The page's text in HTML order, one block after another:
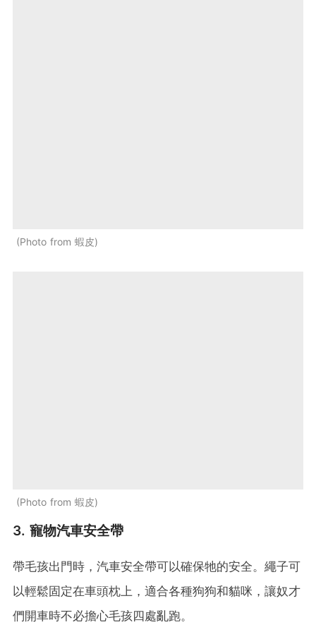
Photo from 蝦皮
Photo from 蝦皮
3. 寵物汽車安全帶
帶毛孩出門時，汽車安全帶可以確保牠的安全。繩子可
以輕鬆固定在車頭枕上，適合各種狗狗和貓咪，讓奴才
們開車時不必擔心毛孩四處亂跑。